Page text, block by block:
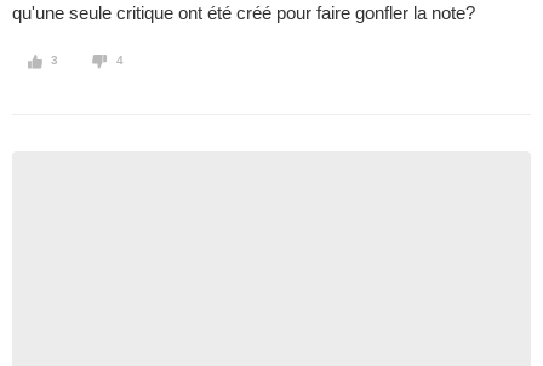
qu'une seule critique ont été créé pour faire gonfler la note?
3 4